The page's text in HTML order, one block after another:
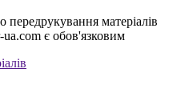
передрукування матеріалів
є обов'язковим